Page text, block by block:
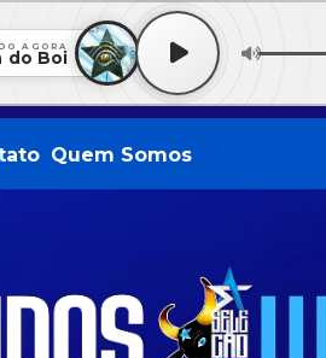
AGORA
do Boi
Quem Somos